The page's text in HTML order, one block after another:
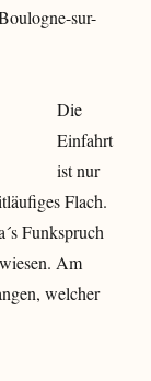
sur-
Die
Einfahrt
ist nur
Flach.
Funkspruch
Am
welcher